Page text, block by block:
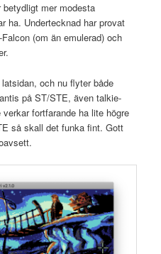
mer modesta
ha. Undertecknad har provat
(om än emulerad) och
och nu flyter både
på ST/STE, även talkie-
fortfarande ha lite högre
så skall det funka fint. Gott